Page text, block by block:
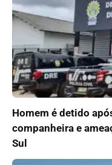
Homem é detido
companheira e
Sul